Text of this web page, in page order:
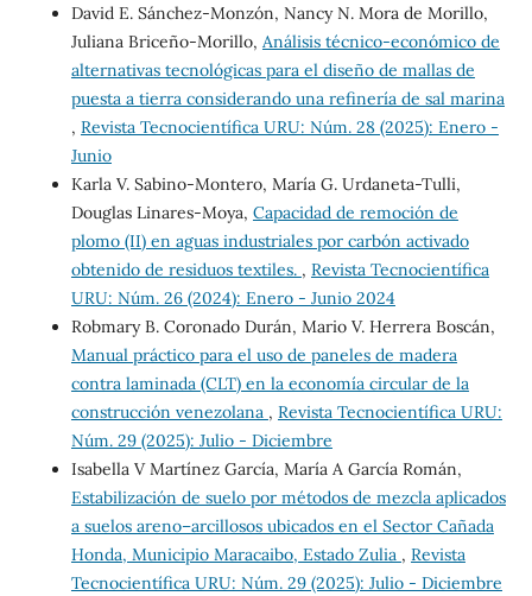
David E. Sánchez-Monzón, Nancy N. Mora de Morillo,
Juliana Briceño-Morillo, Análisis técnico-económico de
alternativas tecnológicas para el diseño de mallas de
puesta a tierra considerando una refinería de sal marina
, Revista Tecnocientífica URU: Núm. 28 (2025): Enero -
Junio
Karla V. Sabino-Montero, María G. Urdaneta-Tulli,
Douglas Linares-Moya, Capacidad de remoción de
plomo (II) en aguas industriales por carbón activado
obtenido de residuos textiles. , Revista Tecnocientífica
URU: Núm. 26 (2024): Enero - Junio 2024
Robmary B. Coronado Durán, Mario V. Herrera Boscán,
Manual práctico para el uso de paneles de madera
contra laminada (CLT) en la economía circular de la
construcción venezolana , Revista Tecnocientífica URU:
Núm. 29 (2025): Julio - Diciembre
Isabella V Martínez García, María A García Román,
Estabilización de suelo por métodos de mezcla aplicados
a suelos areno–arcillosos ubicados en el Sector Cañada
Honda, Municipio Maracaibo, Estado Zulia , Revista
Tecnocientífica URU: Núm. 29 (2025): Julio - Diciembre